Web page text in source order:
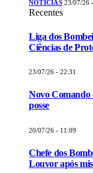
NOTÍCIAS 23/07/26
Recentes
Liga dos
Ciências de
23/07/26 - 22:31
Novo Comando
posse
20/07/26 - 11:09
Chefe dos
Louvor após